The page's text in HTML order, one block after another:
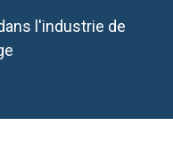
l'industrie de